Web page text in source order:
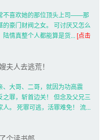
不喜欢她的那位顶头上司——那
的豪门财阀之女。 可讨厌又怎么
情真整个人都能算是货... [点击
夫人去逃荒！
、大哥、二哥，就因为功高震
之罪，斩首边关！ 但念及父兄三
人。 死罪可逃，活罪难免！ 流...
个读书郎